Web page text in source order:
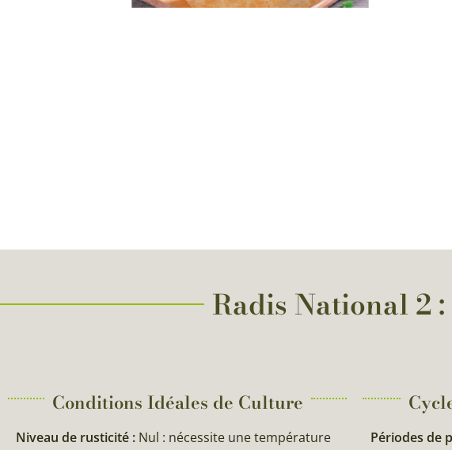
Radis National 2
Conditions Idéales de Culture
Niveau de rusticité : Nul : nécessite une température
Périodes de